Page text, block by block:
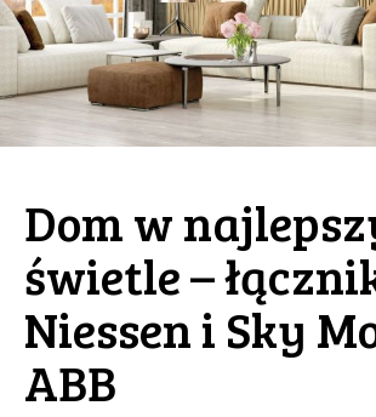
Dom w
świetle –
Niessen i Sky
ABB